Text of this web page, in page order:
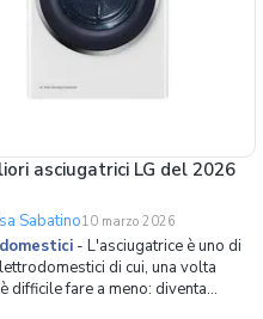
asciugatrici LG del 2026
Sabatino10 marzo 2026
- L'asciugatrice è uno di
di cui, una volta
difficile fare a meno: diventa